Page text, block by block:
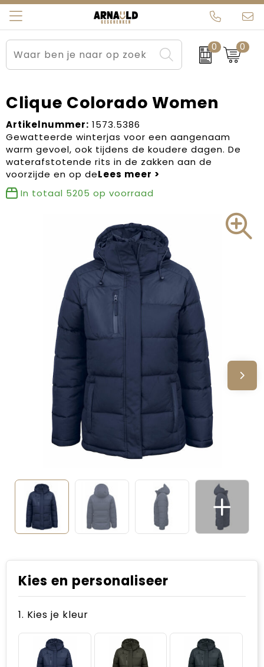
0 0
Relatiegeschenken
Sportkleding
Werkkleding
Kleding en textiel
Tassen
Beurs en Evenementen
Brievenbuspakketten
Carnaval
Dag van de Zorg
Kerstartikelen
Sinterklaas
Verjaardagen
Voetbal, EK en WK
Voor de bouw
Zomergeschenken
Zomerpakketten
Arnauld Kerstpakketten
MijnEigenKadootje
Ons team
Contact
Blogs
Clique Colorado Women
Artikelnummer: 1573.5386
Gewatteerde winterjas voor een aangenaam
warm gevoel, ook tijdens de koudere dagen. De
waterafstotende rits in de zakken aan de
voorzijde en op de
In totaal 5205 op voorraad
Kies en personaliseer
1. Kies je kleur